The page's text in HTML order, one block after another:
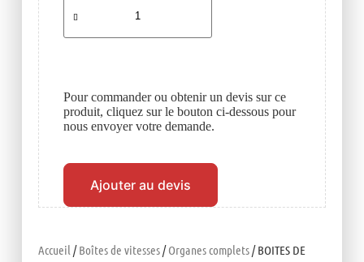
Accueil /Boîtes de vitesses/Organes complets/ BOITES DE
Pour commander ou obtenir un devis sur ce
produit, cliquez sur le bouton ci-dessous pour
nous envoyer votre demande.
Ajouter au devis